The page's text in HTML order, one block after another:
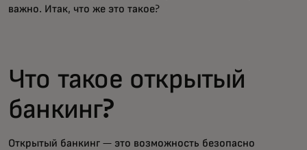
важно. Итак, что же это такое?
Что такое открытый
банкинг?
Открытый банкинг — это возможность безопасно